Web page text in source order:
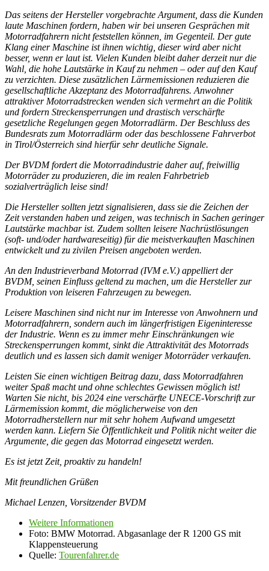
Das seitens der Hersteller vorgebrachte Argument, dass die Kunden
laute Maschinen fordern, haben wir bei unseren Gesprächen mit
Motorradfahrern nicht feststellen können, im Gegenteil. Der gute
Klang einer Maschine ist ihnen wichtig, dieser wird aber nicht
besser, wenn er laut ist. Vielen Kunden bleibt daher derzeit nur die
Wahl, die hohe Lautstärke in Kauf zu nehmen – oder auf den Kauf
zu verzichten. Diese zusätzlichen Lärmemissionen reduzieren die
gesellschaftliche Akzeptanz des Motorradfahrens. Anwohner
attraktiver Motorradstrecken wenden sich vermehrt an die Politik
und fordern Streckensperrungen und drastisch verschärfte
gesetzliche Regelungen gegen Motorradlärm. Der Beschluss des
Bundesrats zum Motorradlärm oder das beschlossene Fahrverbot
in Tirol/Österreich sind hierfür sehr deutliche Signale.
Der BVDM fordert die Motorradindustrie daher auf, freiwillig
Motorräder zu produzieren, die im realen Fahrbetrieb
sozialverträglich leise sind!
Die Hersteller sollten jetzt signalisieren, dass sie die Zeichen der
Zeit verstanden haben und zeigen, was technisch in Sachen geringer
Lautstärke machbar ist. Zudem sollten leisere Nachrüstlösungen
(soft- und/oder hardwareseitig) für die meistverkauften Maschinen
entwickelt und zu zivilen Preisen angeboten werden.
An den Industrieverband Motorrad (IVM e.V.) appelliert der
BVDM, seinen Einfluss geltend zu machen, um die Hersteller zur
Produktion von leiseren Fahrzeugen zu bewegen.
Leisere Maschinen sind nicht nur im Interesse von Anwohnern und
Motorradfahrern, sondern auch im längerfristigen Eigeninteresse
der Industrie. Wenn es zu immer mehr Einschränkungen wie
Streckensperrungen kommt, sinkt die Attraktivität des Motorrads
deutlich und es lassen sich damit weniger Motorräder verkaufen.
Leisten Sie einen wichtigen Beitrag dazu, dass Motorradfahren
weiter Spaß macht und ohne schlechtes Gewissen möglich ist!
Warten Sie nicht, bis 2024 eine verschärfte UNECE-Vorschrift zur
Lärmemission kommt, die möglicherweise von den
Motorradherstellern nur mit sehr hohem Aufwand umgesetzt
werden kann. Liefern Sie Öffentlichkeit und Politik nicht weiter die
Argumente, die gegen das Motorrad eingesetzt werden.
Es ist jetzt Zeit, proaktiv zu handeln!
Mit freundlichen Grüßen
Michael Lenzen, Vorsitzender BVDM
Weitere Informationen
Foto: BMW Motorrad. Abgasanlage der R 1200 GS mit
Klappensteuerung
Quelle: Tourenfahrer.de